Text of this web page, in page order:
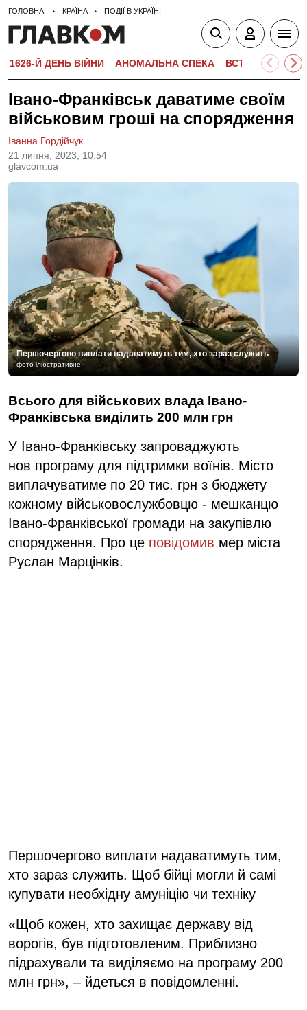
ГОЛОВНА КРАЇНА ПОДІЇ В УКРАЇНІ
1626-Й ДЕНЬ ВІЙНИ АНОМАЛЬНА СПЕКА ВСТУПНА
Івано-Франківськ даватиме своїм
військовим гроші на спорядження
21 липня, 2023, 10:54
glavcom.ua
Іванна Гордійчук
Першочергово виплати надаватимуть тим, хто зараз служить
фото ілюстративне
Всього для військових влада Івано-
Франківська виділить 200 млн грн
У Івано-Франківську запроваджують
нов програму для підтримки воїнів. Місто
виплачуватиме по 20 тис. грн з бюджету
кожному військовослужбовцю - мешканцю
Івано-Франківської громади на закупівлю
спорядження. Про це повідомив мер міста
Руслан Марцінків.
Першочергово виплати надаватимуть тим,
хто зараз служить. Щоб бійці могли й самі
купувати необхідну амуніцію чи техніку
«Щоб кожен, хто захищає державу від
ворогів, був підготовленим. Приблизно
підрахували та виділяємо на програму 200
млн грн», – йдеться в повідомленні.